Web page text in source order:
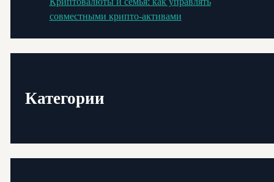
совместными крипто-активами
Категории